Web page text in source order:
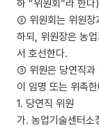
하 “위원회”라 한
② 위원회는 위원장
하되, 위원장은 농
서 호선한다.
③ 위원은 당연직과
이 임명 또는 위촉
1. 당연직 위원
가. 농업기술센터소